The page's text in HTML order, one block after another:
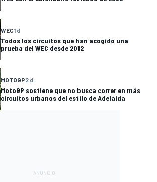
WEC1 d
Todos los circuitos que han acogido una
prueba del WEC desde 2012
MOTOGP2 d
MotoGP sostiene que no busca correr en más
circuitos urbanos del estilo de Adelaida